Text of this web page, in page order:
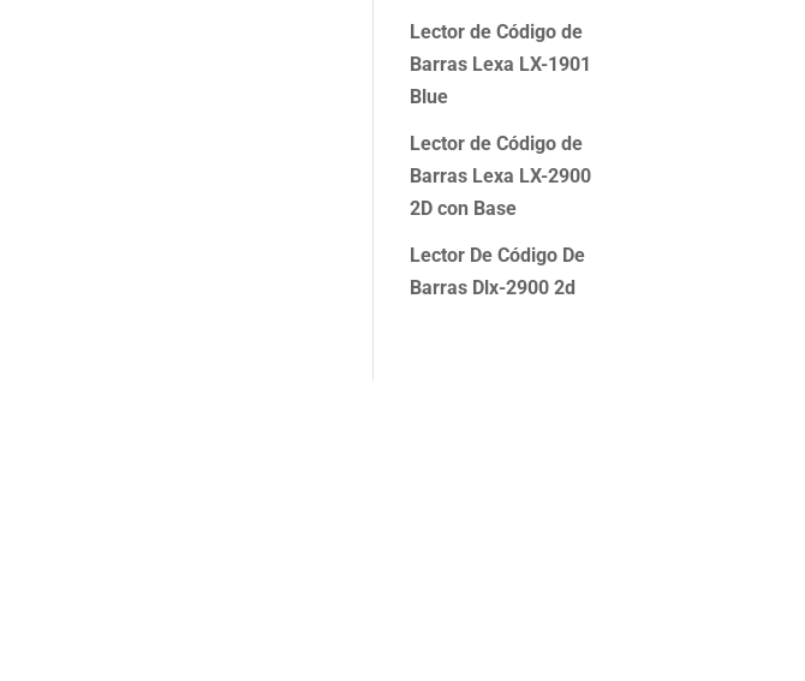
Lector de Código de
Barras Lexa LX-1901
Blue
Lector de Código de
Barras Lexa LX-2900
2D con Base
Lector De Código De
Barras Dlx-2900 2d